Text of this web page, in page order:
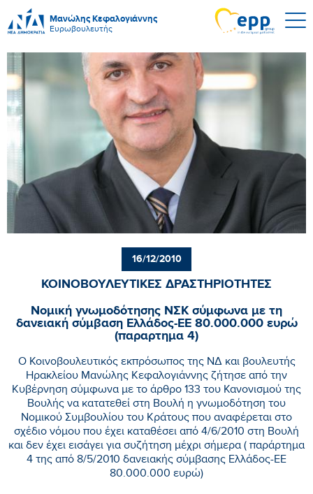
Μανώλης Κεφαλογιάννης
Ευρωβουλευτής
16/12/2010
ΚΟΙΝΟΒΟΥΛΕΥΤΙΚΕΣ ΔΡΑΣΤΗΡΙΟΤΗΤΕΣ
Nομική γνωμοδότησης ΝΣΚ σύμφωνα με τη
δανειακή σύμβαση Ελλάδος-ΕΕ 80.000.000 ευρώ
(παραρτημα 4)
Ο Κοινοβουλευτικός εκπρόσωπος της ΝΔ και βουλευτής
Ηρακλείου Μανώλης Κεφαλογιάννης ζήτησε από την
Κυβέρνηση σύμφωνα με το άρθρο 133 του Κανονισμού της
Βουλής να κατατεθεί στη Βουλή η γνωμοδότηση του
Νομικού Συμβουλίου του Κράτους που αναφέρεται στο
σχέδιο νόμου που έχει καταθέσει από 4/6/2010 στη Βουλή
και δεν έχει εισάγει για συζήτηση μέχρι σήμερα ( παράρτημα
4 της από 8/5/2010 δανειακής σύμβασης Ελλάδος-ΕΕ
80.000.000 ευρώ)